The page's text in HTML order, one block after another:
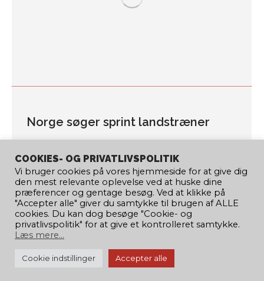
Norge søger sprint landstræner
Ledige stillinger AfMalene Hjorth 11. august 2021
[embeddoc url=”https://www.kano-
kajak.dk/wp-
content/uploads/2021/08/stillingsutlysning-
hovedtrener-NPF26.pdf”
download=”all” viewer=”google”]
© 2020 Copyright Dansk Kano og Kajak Forbund | Design by:
COOKIES- OG PRIVATLIVSPOLITIK
Vi bruger cookies på vores hjemmeside for at give dig
den mest relevante oplevelse ved at huske dine
præferencer og gentage besøg. Ved at klikke på
"Accepter alle" giver du samtykke til brugen af ​​ALLE
cookies. Du kan dog besøge "Cookie- og
privatlivspolitik" for at give et kontrolleret samtykke.
Læs mere...
Cookie indstillinger Accepter alle